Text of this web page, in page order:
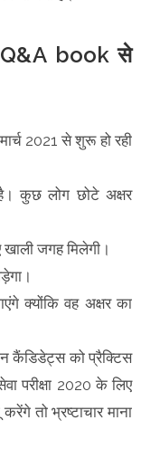
Q&A book से
2021 से शुरू हो रही
कुछ लोग छोटे अक्षर
जगह मिलेगी।
क्योंकि वह अक्षर का
कैंडिडेट्स को प्रैक्टिस
परीक्षा 2020 के लिए
तो भ्रष्टाचार माना